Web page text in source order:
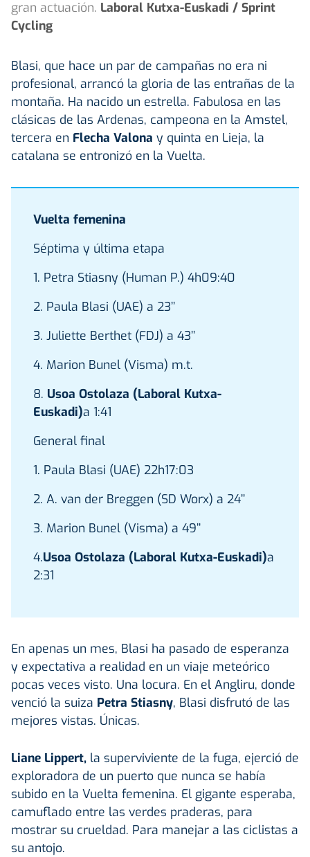
gran actuación. Laboral Kutxa-Euskadi / Sprint
Cycling
Blasi, que hace un par de campañas no era ni
profesional, arrancó la gloria de las entrañas de la
montaña. Ha nacido un estrella. Fabulosa en las
clásicas de las Ardenas, campeona en la Amstel,
tercera en Flecha Valona y quinta en Lieja, la
catalana se entronizó en la Vuelta.
Vuelta femenina
Séptima y última etapa
1. Petra Stiasny (Human P.) 4h09:40
2. Paula Blasi (UAE) a 23’’
3. Juliette Berthet (FDJ) a 43’’
4. Marion Bunel (Visma) m.t.
8. Usoa Ostolaza (Laboral Kutxa-
Euskadi)a 1:41
General final
1. Paula Blasi (UAE) 22h17:03
2. A. van der Breggen (SD Worx) a 24’’
3. Marion Bunel (Visma) a 49’’
4.Usoa Ostolaza (Laboral Kutxa-Euskadi)a
2:31
En apenas un mes, Blasi ha pasado de esperanza
y expectativa a realidad en un viaje meteórico
pocas veces visto. Una locura. En el Angliru, donde
venció la suiza Petra Stiasny, Blasi disfrutó de las
mejores vistas. Únicas.
Liane Lippert, la superviviente de la fuga, ejerció de
exploradora de un puerto que nunca se había
subido en la Vuelta femenina. El gigante esperaba,
camuflado entre las verdes praderas, para
mostrar su crueldad. Para manejar a las ciclistas a
su antojo.